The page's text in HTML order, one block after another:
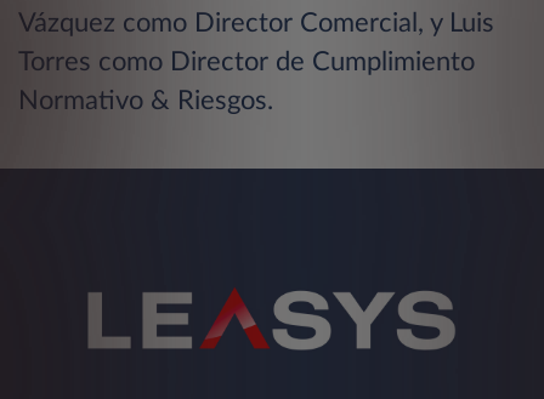
Vázquez como Director Comercial, y Luis
Torres como Director de Cumplimiento
Normativo & Riesgos.